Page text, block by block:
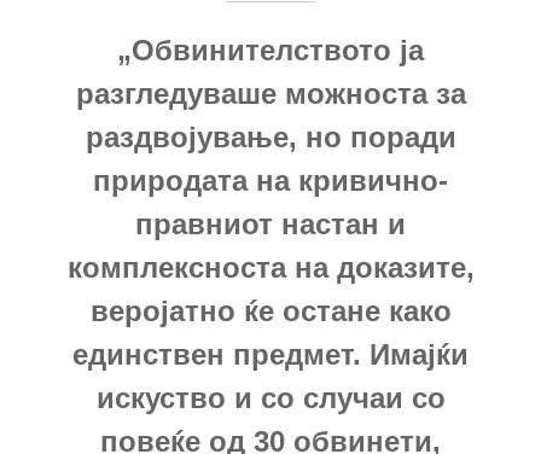
„Обвинителството ја
разгледуваше можноста за
раздвојување, но поради
природата на кривично-
правниот настан и
комплексноста на доказите,
веројатно ќе остане како
единствен предмет. Имајќи
искуство и со случаи со
повеќе од 30 обвинети,